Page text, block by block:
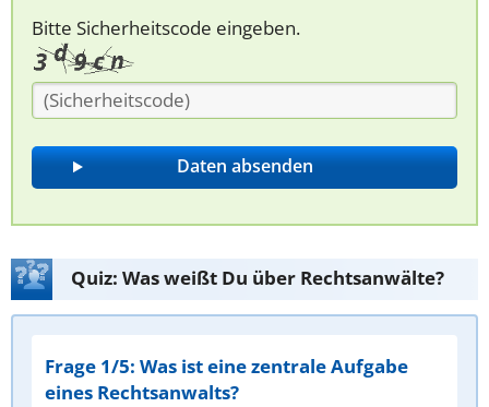
Bitte Sicherheitscode eingeben.
Quiz: Was weißt Du über Rechtsanwälte?
Frage 1/5: Was ist eine zentrale Aufgabe
eines Rechtsanwalts?